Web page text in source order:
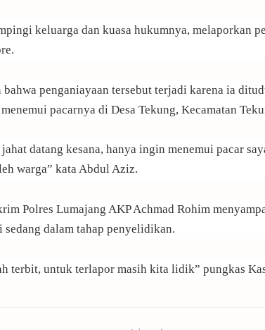
keluarga dan kuasa hukumnya, melaporkan
penganiayaan tersebut terjadi karena ia
pacarnya di Desa Tekung, Kecamatan
datang kesana, hanya ingin menemui pacar
warga” kata Abdul Aziz.
Polres Lumajang AKP Achmad Rohim
dalam tahap penyelidikan.
terbit, untuk terlapor masih kita lidik” pungkas